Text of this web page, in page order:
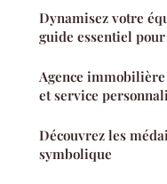
Dynamisez votre
guide essentiel
Agence
et service
Découvrez les
symbolique